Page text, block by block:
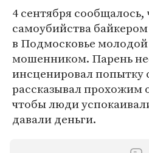
4 сентября сообщалось,
самоубийства
в Подмосковье молодой
мошенником. Парень
инсценировал попытку
рассказывал прохожим
чтобы люди
давали деньги.